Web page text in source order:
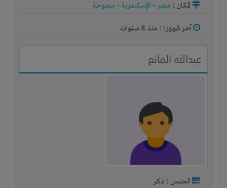
المكان : مصر- الإسكندرية - سموحة
آخر ظهور: : منذ 8 سنوات
عبدالله المانع
الجنس : ذكر